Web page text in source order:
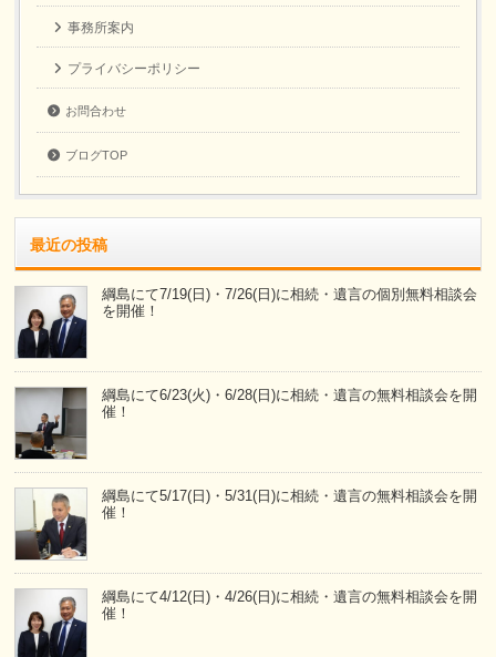
事務所案内
プライバシーポリシー
お問合わせ
ブログTOP
最近の投稿
綱島にて7/19(日)・7/26(日)に相続・遺言の個別無料相談会
を開催！
綱島にて6/23(火)・6/28(日)に相続・遺言の無料相談会を開
催！
綱島にて5/17(日)・5/31(日)に相続・遺言の無料相談会を開
催！
綱島にて4/12(日)・4/26(日)に相続・遺言の無料相談会を開
催！